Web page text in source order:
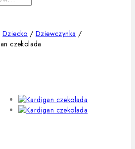
Dziecko / Dziewczynka /
czekolada